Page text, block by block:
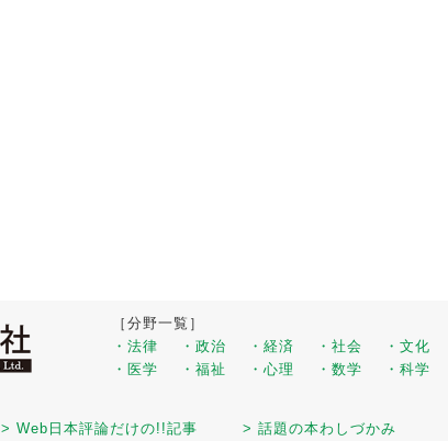
［分野一覧］
・法律
・政治 ・経済 ・社会 ・文化
・医学
・福祉 ・心理 ・数学 ・科学
> Web日本評論だけの!!記事 > 話題の本わしづかみ